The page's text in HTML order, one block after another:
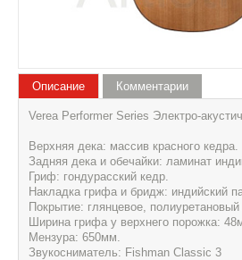
Описание
Verea Performer Series Электро-
Верхняя дека: массив красного кедра.
Задняя дека и обечайки: ламинат
Гриф: гондурасский кедр.
Накладка грифа и бридж: индийский
Покрытие: глянцевое, полиуретановый
Ширина грифа у верхнего порожка:
Мензура: 650мм.
Звукосниматель: Fishman Classic 3
Комментарии